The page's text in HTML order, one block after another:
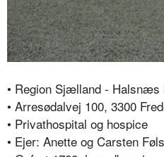
• Region Sjælland - Halsnæs
• Arresødalvej 100, 3300
• Privathospital og hospice
• Ejer: Anette og Carsten